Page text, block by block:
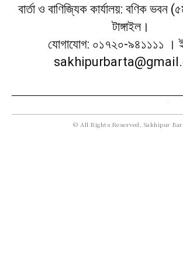
বার্তা ও বাণিজ্যিক কার্যালয়: বণিক ভবন
টাঙ্গাইল।
যোগাযোগ: ০১৭২০-৯৪১১১১ ।
© All Rights Reserved, Sakhipur